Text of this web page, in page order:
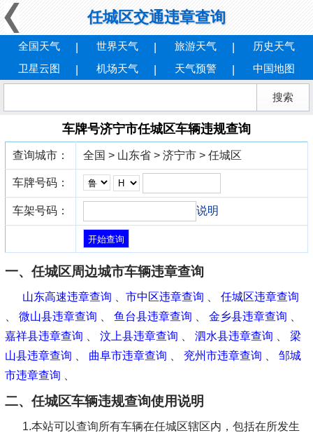
任城区交通违章查询
全国天气 世界天气 旅游天气
历史天气
卫星云图
机场天气 天气预警 中国地图
车牌号济宁市任城区车辆违规查询
查询城市： 全国 > 山东省 > 济宁市 > 任城区
车牌号码：
车架号码： 说明
一、任城区周边城市车辆违章查询
山东高速违章查询 市中区违章查询
任城区违章查询
微山县违章查询 鱼台县违章查询 金乡县违章查询
嘉祥县违章查询
汶上县违章查询 泗水县违章查询
梁
山县违章查询
曲阜市违章查询 兖州市违章查询
邹城
市违章查询
二、任城区车辆违规查询使用说明
1.本站可以查询所有车辆在任城区辖区内，包括在所发生